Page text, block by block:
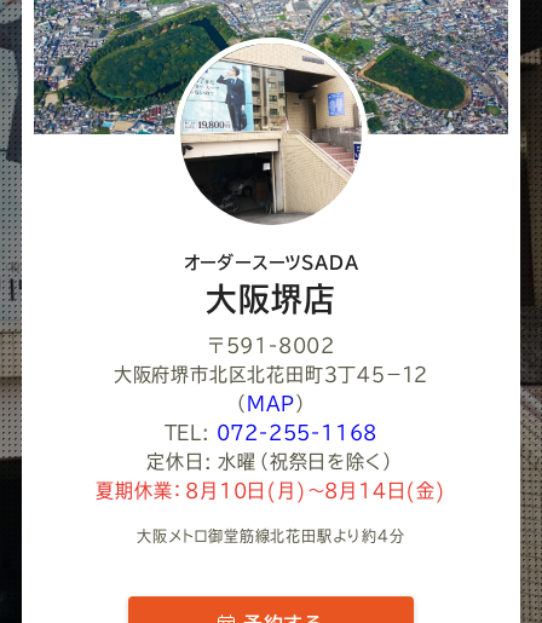
ア
し
て
く
だ
い
オーダースーツSADA
大阪堺店
〒591-8002
大阪府堺市北区北花田町３丁４５−１２
（ MAP ）
TEL: 072-255-1168
定休日: 水曜（祝祭日を除く）
夏期休業：8月10日(月)～8月14日(金)
大阪メトロ御堂筋線北花田駅より約4分